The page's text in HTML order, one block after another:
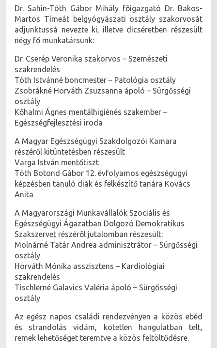
Dr. Sahin-Tóth Gábor Mihály főigazgató Dr. Bakos-
Martos Tímeát belgyógyászati osztály szakorvosát
adjunktussá nevezte ki, illetve dicséretben részesült
négy fő munkatársunk:
Dr. Cserép Veronika szakorvos – Szemészeti
szakrendelés
Tóth Istvánné boncmester – Patológia osztály
Zsobrákné Horváth Zsuzsanna ápoló – Sürgősségi
osztály
Kőhalmi Ágnes mentálhigiénés szakember –
Egészségfejlesztési iroda
A Magyar Egészségügyi Szakdolgozói Kamara
részéről kitüntetésben részesült
Varga István mentőtiszt
Tóth Botond Gábor 12. évfolyamos egészségügyi
képzésben tanuló diák és felkészítő tanára Kovács
Anita
A Magyarországi Munkavállalók Szociális és
Egészségügyi Ágazatban Dolgozó Demokratikus
Szakszervet részéről jutalomban részesült:
Molnárné Tatár Andrea adminisztrátor – Sürgősségi
osztály
Horváth Mónika asszisztens – Kardiológiai
szakrendelés
Tischlerné Galavics Valéria ápoló – Sürgősségi
osztály
Az egész napos családi rendezvényen a közös ebéd
és strandolás vidám, kötetlen hangulatban telt,
remek lehetőséget teremtve a közös feltöltődésre.